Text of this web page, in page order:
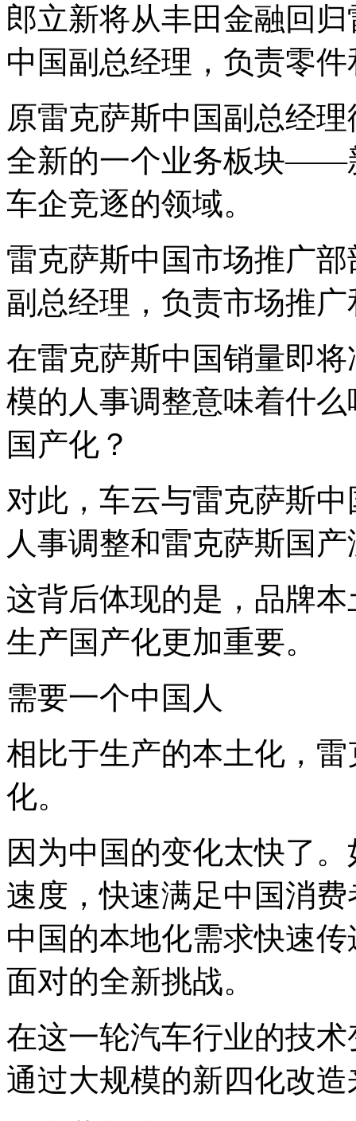
郎立新将从丰田金融回
中国副总经理，负责零
原雷克萨斯中国副总经
全新的一个业务板块——
车企竞逐的领域。
雷克萨斯中国市场推广
副总经理，负责市场推
在雷克萨斯中国销量即
模的人事调整意味着什
国产化？
对此，车云与雷克萨斯
人事调整和雷克萨斯国
这背后体现的是，品牌
生产国产化更加重要。
需要一个中国人
相比于生产的本土化，
化。
因为中国的变化太快了
速度，快速满足中国消
中国的本地化需求快速
面对的全新挑战。
在这一轮汽车行业的技
通过大规模的新四化改